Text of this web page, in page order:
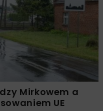
Mirkowem a
UE